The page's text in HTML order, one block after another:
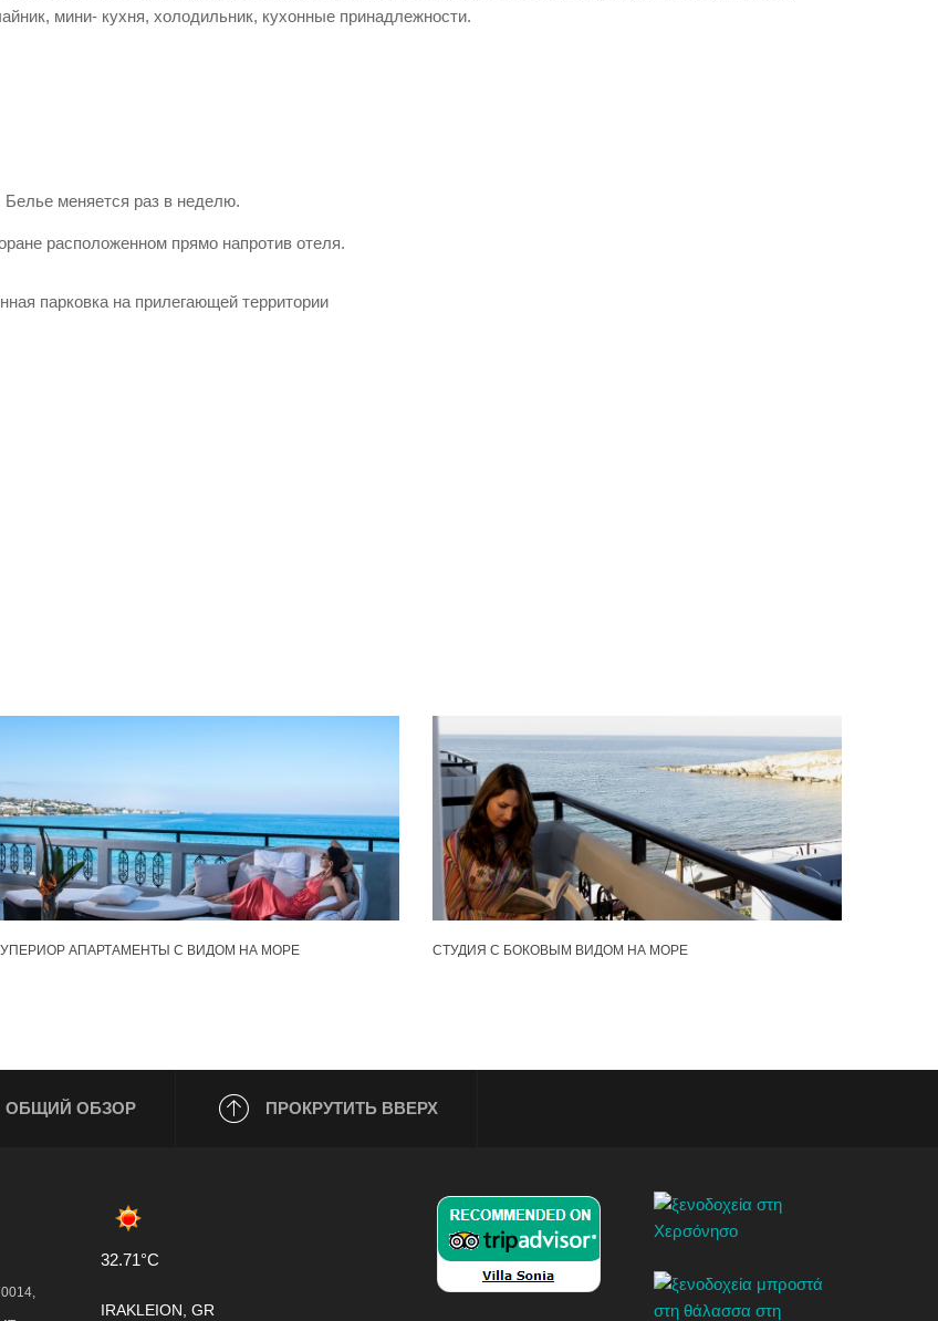
мини- кухня, холодильник, кухонные принадлежности.
меняется раз в неделю.
расположенном прямо напротив отеля.
парковка на прилегающей территории
АПАРТАМЕНТЫ С ВИДОМ НА МОРЕ СТУДИЯ С БОКОВЫМ ВИДОМ НА МОРЕ
ОБЩИЙ ОБЗОР ПРОКРУТИТЬ ВВЕРХ
32.71°C
IRAKLEION, GR